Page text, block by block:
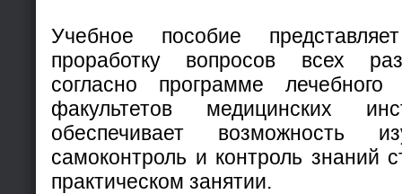
Учебное пособие
проработку вопросов всех
согласно программе лечебного
факультетов медицинских
обеспечивает возможность
самоконтроль и контроль знаний
практическом занятии.